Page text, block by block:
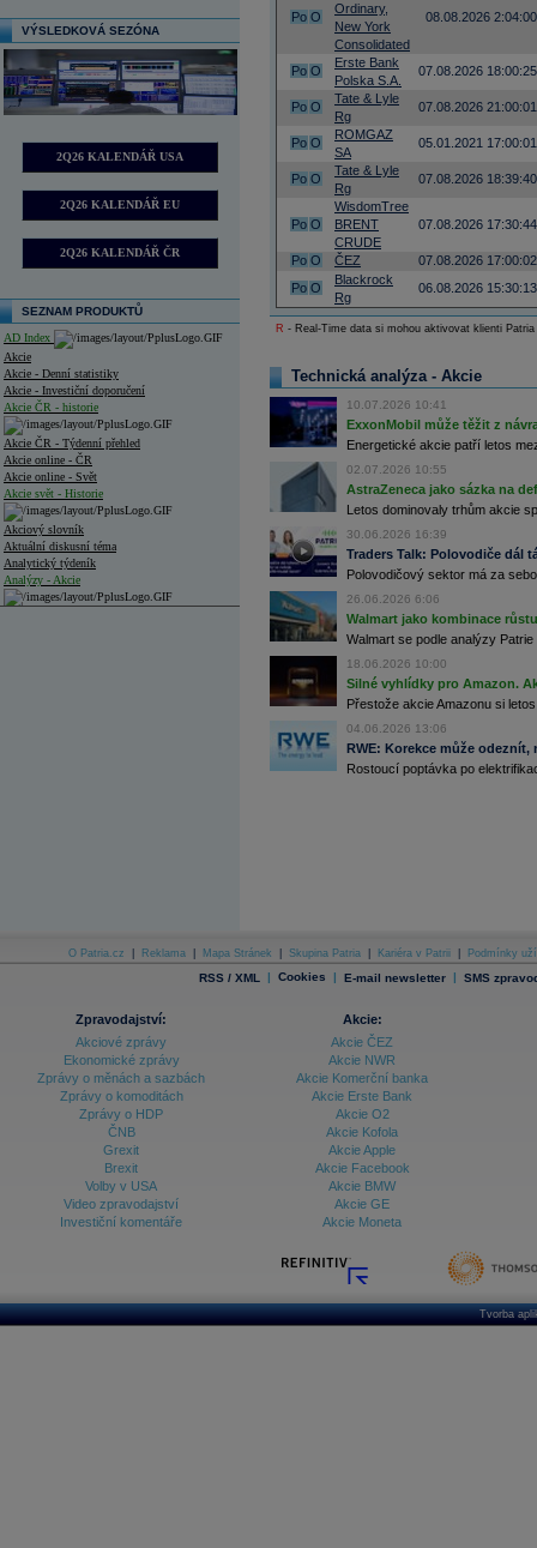
VÝSLEDKOVÁ SEZÓNA
2Q26 KALENDÁŘ USA
2Q26 KALENDÁŘ EU
2Q26 KALENDÁŘ ČR
SEZNAM PRODUKTŮ
AD Index
Akcie
Akcie - Denní statistiky
Akcie - Investiční doporučení
Akcie ČR - historie
Akcie ČR - Týdenní přehled
Akcie online - ČR
Akcie online - Svět
Akcie svět - Historie
Akciový slovník
Aktuální diskusní téma
Analytický týdeník
Analýzy - Akcie
Archiv - Měsíční makroekonomické přehledy
Archiv - Vývoj české koruny
Archiv analýz - Makroukazatele
Ceny průmyslových výrobců - Data a prognózy
Ceny průmyslových výrobců - Graf (ČR)
Ceny průmyslových výrobců - Kalendář (ČR)
Ceny průmyslových výrobců - Zpravodajství
Databanka - Ceny
Po O
Ordinary,
New York
Consolidated
08.08.2026 2:04:00
Po O
Erste Bank
Polska S.A.
07.08.2026 18:00:25
Po O
Tate & Lyle
Rg
07.08.2026 21:00:01
Po O
ROMGAZ
SA
05.01.2021 17:00:01
Po O
Tate & Lyle
Rg
07.08.2026 18:39:40
Po O
WisdomTree
BRENT
CRUDE
07.08.2026 17:30:44
Po O ČEZ
07.08.2026 17:00:02
Po O
Blackrock
Rg
06.08.2026 15:30:13
R - Real-Time data si mohou aktivovat klienti
Technická analýza - Akcie
10.07.2026 10:41
ExxonMobil může těžit z
Energetické akcie patří letos
02.07.2026 10:55
AstraZeneca jako sázka na
Letos dominovaly trhům akcie
30.06.2026 16:39
Traders Talk: Polovodiče dál
Polovodičový sektor má za
26.06.2026 6:06
Walmart jako kombinace
Walmart se podle analýzy
18.06.2026 10:00
Silné vyhlídky pro Amazon.
Přestože akcie Amazonu si
04.06.2026 13:06
RWE: Korekce může
Rostoucí poptávka po
O Patria.cz Reklama Mapa Stránek Skupina Patria Kariéra v Patrii Podmínky
RSS / XML | Cookies | E-mail newsletter | SMS
Zpravodajství:
Akciové zprávy
Ekonomické zprávy
Zprávy o měnách a sazbách
Zprávy o komoditách
Zprávy o HDP
ČNB
Grexit
Brexit
Volby v USA
Video zpravodajství
Investiční komentáře
Akcie:
Akcie ČEZ
Akcie NWR
Akcie Komerční banka
Akcie Erste Bank
Akcie O2
Akcie Kofola
Akcie Apple
Akcie Facebook
Akcie BMW
Akcie GE
Akcie Moneta
Tvorba